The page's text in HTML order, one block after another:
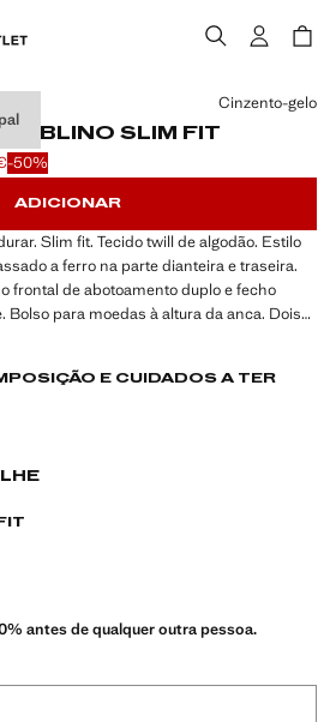
DUBLINO SLIM FIT
€ ]€ ]
-50%
Cinzento-gelo
ADICIONAR
Slim fit. Tecido twill de algodão. Estilo
a ferro na parte dianteira e traseira.
frontal de abotoamento duplo e fecho
Bolso para moedas à altura da anca. Dois
trás
Reforçámos as nossas exigências de
E CUIDADOS A TER
antes de qualquer outra pessoa.